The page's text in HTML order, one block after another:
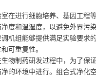
在进行细胞培养、基因工程
度和温湿度，以避免外界污
机组能够提供满足实验要求
可重复性。
物制药研发过程中，为了保
的环境中进行。组合式净化